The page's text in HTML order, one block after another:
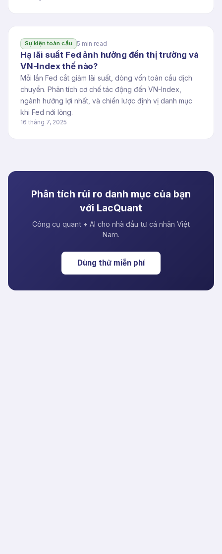
Sự kiện toàn cầu 5 min read
Hạ lãi suất Fed ảnh hưởng đến thị trường và
VN-Index thế nào?
Mỗi lần Fed cắt giảm lãi suất, dòng vốn toàn cầu dịch
chuyển. Phân tích cơ chế tác động đến VN-Index,
ngành hưởng lợi nhất, và chiến lược định vị danh mục
khi Fed nới lỏng.
16 tháng 7, 2025
Phân tích rủi ro danh mục của bạn
với LacQuant
Công cụ quant + AI cho nhà đầu tư cá nhân Việt
Nam.
Dùng thử miễn phí